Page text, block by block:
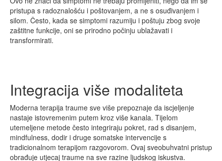
pristupa s radoznalošću i poštovanjem, a ne s osuđivanjem i
silom. Često, kada se simptomi razumiju i poštuju zbog svoje
zaštitne funkcije, oni se prirodno počinju ublažavati i
transformirati.
Integracija više modaliteta
Moderna terapija traume sve više prepoznaje da iscjeljenje
nastaje istovremenim putem kroz više kanala. Tijelom
utemeljene metode često integriraju pokret, rad s disanjem,
mindfulness, dodir i druge somatske intervencije s
tradicionalnom terapijom razgovorom. Ovaj sveobuhvatni pristup
obrađuje utjecaj traume na sve razine ljudskog iskustva.